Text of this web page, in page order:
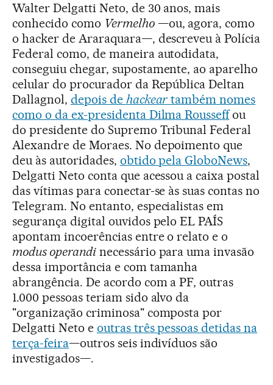
Walter Delgatti Neto, de 30 anos, mais
conhecido como Vermelho—ou, agora, como
o hacker de Araraquara—, descreveu à Polícia
Federal como, de maneira autodidata,
conseguiu chegar, supostamente, ao aparelho
celular do procurador da República Deltan
Dallagnol, depois de hackear também nomes
como o da ex-presidenta Dilma Rousseffou
do presidente do Supremo Tribunal Federal
Alexandre de Moraes. No depoimento que
deu às autoridades, obtido pela GloboNews,
Delgatti Neto conta que acessou a caixa postal
das vítimas para conectar-se às suas contas no
Telegram. No entanto, especialistas em
segurança digital ouvidos pelo EL PAÍS
apontam incoerências entre o relato e o
modus operandinecessário para uma invasão
dessa importância e com tamanha
abrangência. De acordo com a PF, outras
1.000 pessoas teriam sido alvo da
"organização criminosa" composta por
Delgatti Neto e outras três pessoas detidas na
terça-feira—outros seis indivíduos são
investigados—.